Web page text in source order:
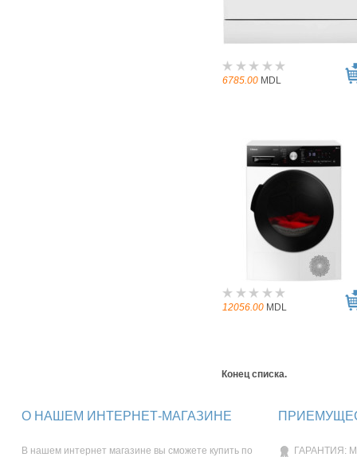
6785.00 MDL
12056.00 MDL
Конец списка.
О НАШЕМ ИНТЕРНЕТ-МАГАЗИНЕ
В нашем интернет магазине вы сможете купить по
ГАРАНТИЯ: